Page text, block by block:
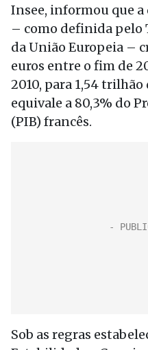
Insee, informou que
– como definida pelo
da União Europeia –
euros entre o fim de
2010, para 1,54
equivale a 80,3% do
(PIB) francês.
Sob as regras